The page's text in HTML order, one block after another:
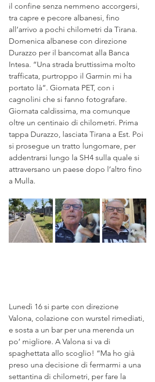
il confine senza nemmeno accorgersi,
tra capre e pecore albanesi, fino
all’arrivo a pochi chilometri da Tirana.
Domenica albanese con direzione
Durazzo per il bancomat alla Banca
Intesa. “Una strada bruttissima molto
trafficata, purtroppo il Garmin mi ha
portato là”. Giornata PET, con i
cagnolini che si fanno fotografare.
Giornata caldissima, ma comunque
oltre un centinaio di chilometri. Prima
tappa Durazzo, lasciata Tirana a Est. Poi
si prosegue un tratto lungomare, per
addentrarsi lungo la SH4 sulla quale si
attraversano un paese dopo l’altro fino
a Mulla.
Lunedì 16 si parte con direzione
Valona, colazione con wurstel rimediati,
e sosta a un bar per una merenda un
po’ migliore. A Valona si va di
spaghettata allo scoglio! “Ma ho già
preso una decisione di fermarmi a una
settantina di chilometri, per fare la